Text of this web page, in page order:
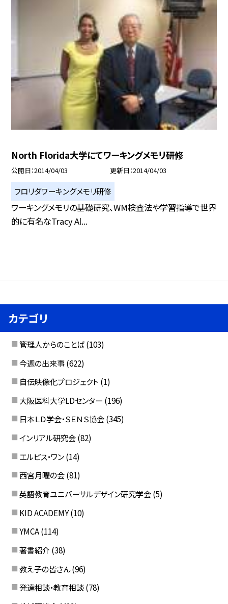
North Florida大学にてワーキングメモリ研修
公開日 2014/04/03 更新日 2014/04/03
フロリダワーキングメモリ研修
ワーキングメモリの基礎研究、WM検査法や学習指導で世界
的に有名なTracy Al...
カテゴリ
管理人からのことば (103)
今週の出来事 (622)
自伝映像化プロジェクト (1)
大阪医科大学LDセンター (196)
日本ＬＤ学会・ＳＥＮＳ協会 (345)
インリアル研究会 (82)
エルピス・ワン (14)
西宮月曜の会 (81)
英語教育ユニバーサルデザイン研究学会 (5)
KID ACADEMY (10)
YMCA (114)
著書紹介 (38)
教え子の皆さん (96)
発達相談・教育相談 (78)